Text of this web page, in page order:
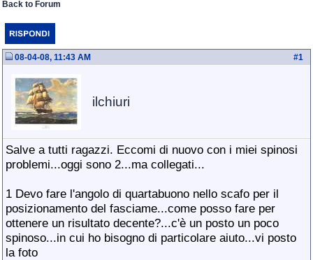
Back to Forum
#1
08-04-08, 11:43 AM
ilchiuri
Salve a tutti ragazzi. Eccomi di nuovo con i miei spinosi
problemi...oggi sono 2...ma collegati...
1 Devo fare l'angolo di quartabuono nello scafo per il
posizionamento del fasciame...come posso fare per
ottenere un risultato decente?...c'è un posto un poco
spinoso...in cui ho bisogno di particolare aiuto...vi posto
la foto